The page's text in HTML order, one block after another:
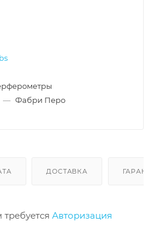
— Фабри Перо
ДОСТАВКА
Авторизация